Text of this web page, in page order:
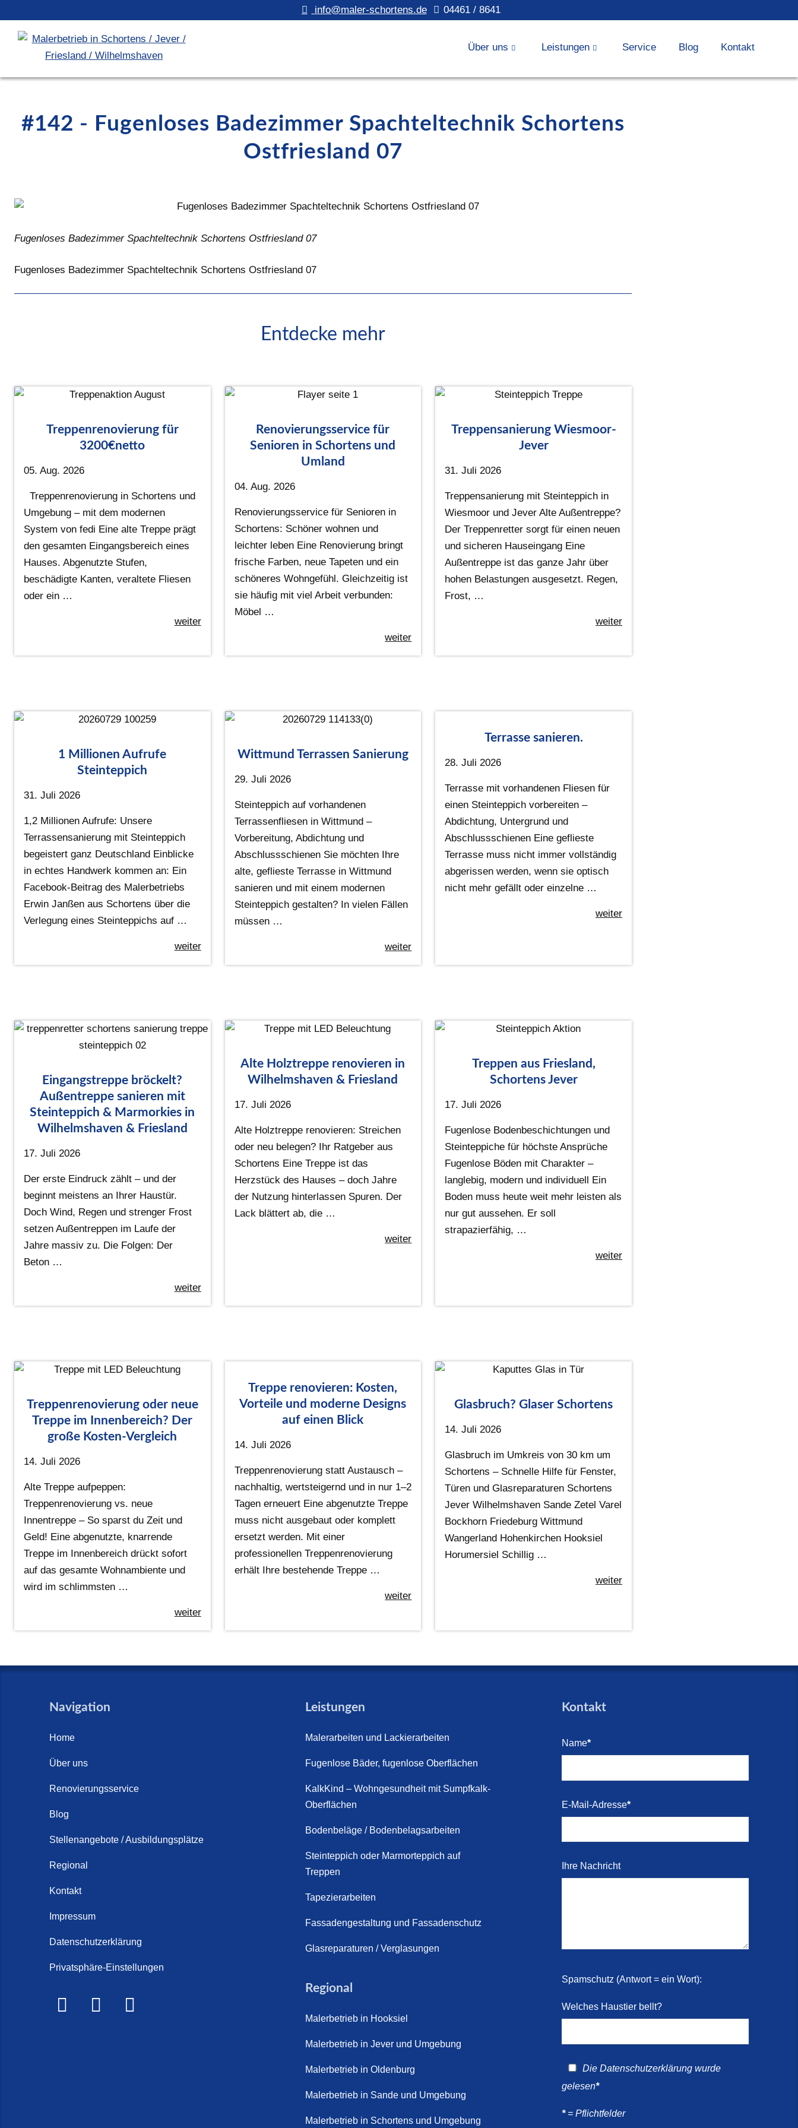
info@maler-schortens.de 04461 / 8641
Über uns Leistungen Service Blog Kontakt
#142 - Fugenloses Badezimmer Spachteltechnik Schortens
Ostfriesland 07
Fugenloses Badezimmer Spachteltechnik Schortens Ostfriesland 07
Fugenloses Badezimmer Spachteltechnik Schortens Ostfriesland 07
Entdecke mehr
Treppenrenovierung für
3200€netto
05. Aug. 2026
Treppenrenovierung in Schortens und
Umgebung – mit dem modernen
System von fedi Eine alte Treppe prägt
den gesamten Eingangsbereich eines
Hauses. Abgenutzte Stufen,
beschädigte Kanten, veraltete Fliesen
oder ein …
weiter
Renovierungsservice für
Senioren in Schortens und
Umland
04. Aug. 2026
Renovierungsservice für Senioren in
Schortens: Schöner wohnen und
leichter leben Eine Renovierung bringt
frische Farben, neue Tapeten und ein
schöneres Wohngefühl. Gleichzeitig ist
sie häufig mit viel Arbeit verbunden:
Möbel …
weiter
Treppensanierung Wiesmoor-
Jever
31. Juli 2026
Treppensanierung mit Steinteppich in
Wiesmoor und Jever Alte Außentreppe?
Der Treppenretter sorgt für einen neuen
und sicheren Hauseingang Eine
Außentreppe ist das ganze Jahr über
hohen Belastungen ausgesetzt. Regen,
Frost, …
weiter
1 Millionen Aufrufe
Steinteppich
31. Juli 2026
1,2 Millionen Aufrufe: Unsere
Terrassensanierung mit Steinteppich
begeistert ganz Deutschland Einblicke
in echtes Handwerk kommen an: Ein
Facebook-Beitrag des Malerbetriebs
Erwin Janßen aus Schortens über die
Verlegung eines Steinteppichs auf …
weiter
Wittmund Terrassen Sanierung
29. Juli 2026
Steinteppich auf vorhandenen
Terrassenfliesen in Wittmund –
Vorbereitung, Abdichtung und
Abschlussschienen Sie möchten Ihre
alte, geflieste Terrasse in Wittmund
sanieren und mit einem modernen
Steinteppich gestalten? In vielen Fällen
müssen …
weiter
Terrasse sanieren.
28. Juli 2026
Terrasse mit vorhandenen Fliesen für
einen Steinteppich vorbereiten –
Abdichtung, Untergrund und
Abschlussschienen Eine geflieste
Terrasse muss nicht immer vollständig
abgerissen werden, wenn sie optisch
nicht mehr gefällt oder einzelne …
weiter
Eingangstreppe bröckelt?
Außentreppe sanieren mit
Steinteppich & Marmorkies in
Wilhelmshaven & Friesland
17. Juli 2026
Der erste Eindruck zählt – und der
beginnt meistens an Ihrer Haustür.
Doch Wind, Regen und strenger Frost
setzen Außentreppen im Laufe der
Jahre massiv zu. Die Folgen: Der
Beton …
weiter
Alte Holztreppe renovieren in
Wilhelmshaven & Friesland
17. Juli 2026
Alte Holztreppe renovieren: Streichen
oder neu belegen? Ihr Ratgeber aus
Schortens Eine Treppe ist das
Herzstück des Hauses – doch Jahre
der Nutzung hinterlassen Spuren. Der
Lack blättert ab, die …
weiter
Treppen aus Friesland,
Schortens Jever
17. Juli 2026
Fugenlose Bodenbeschichtungen und
Steinteppiche für höchste Ansprüche
Fugenlose Böden mit Charakter –
langlebig, modern und individuell Ein
Boden muss heute weit mehr leisten als
nur gut aussehen. Er soll
strapazierfähig, …
weiter
Treppenrenovierung oder neue
Treppe im Innenbereich? Der
große Kosten-Vergleich
14. Juli 2026
Alte Treppe aufpeppen:
Treppenrenovierung vs. neue
Innentreppe – So sparst du Zeit und
Geld! Eine abgenutzte, knarrende
Treppe im Innenbereich drückt sofort
auf das gesamte Wohnambiente und
wird im schlimmsten …
weiter
Treppe renovieren: Kosten,
Vorteile und moderne Designs
auf einen Blick
14. Juli 2026
Treppenrenovierung statt Austausch –
nachhaltig, wertsteigernd und in nur 1–2
Tagen erneuert Eine abgenutzte Treppe
muss nicht ausgebaut oder komplett
ersetzt werden. Mit einer
professionellen Treppenrenovierung
erhält Ihre bestehende Treppe …
weiter
Glasbruch? Glaser Schortens
14. Juli 2026
Glasbruch im Umkreis von 30 km um
Schortens – Schnelle Hilfe für Fenster,
Türen und Glasreparaturen Schortens
Jever Wilhelmshaven Sande Zetel Varel
Bockhorn Friedeburg Wittmund
Wangerland Hohenkirchen Hooksiel
Horumersiel Schillig …
weiter
Navigation
Home
Über uns
Renovierungsservice
Blog
Stellenangebote / Ausbildungsplätze
Regional
Kontakt
Impressum
Datenschutzerklärung
Privatsphäre-Einstellungen
Leistungen
Malerarbeiten und Lackierarbeiten
Fugenlose Bäder, fugenlose Oberflächen
KalkKind – Wohngesundheit mit Sumpfkalk-
Oberflächen
Bodenbeläge / Bodenbelagsarbeiten
Steinteppich oder Marmorteppich auf
Treppen
Tapezierarbeiten
Fassadengestaltung und Fassadenschutz
Glasreparaturen / Verglasungen
Regional
Malerbetrieb in Hooksiel
Malerbetrieb in Jever und Umgebung
Malerbetrieb in Oldenburg
Malerbetrieb in Sande und Umgebung
Malerbetrieb in Schortens und Umgebung
Kontakt
Name*
E-Mail-Adresse*
Ihre Nachricht
Spamschutz (Antwort = ein Wort):
Welches Haustier bellt?
Die Datenschutzerklärungwurde
gelesen*
*= Pflichtfelder